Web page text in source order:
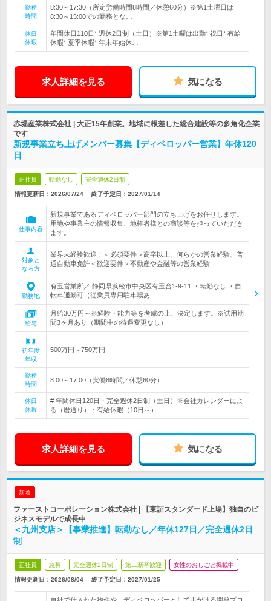
勤務
時間
8:30～17:30（所定労働時間8時間／休憩60分）※第1土曜日は
8:30～15:00での勤務とな…
休日
休暇
年間休日110日* 週休2日制（土日）※第1土曜は出勤* 祝日* 有給
休暇* 夏季休暇* 年末年始休…
求人詳細を見る 気になる
赤堀産業株式会社 | 大正15年創業。地域に根差した総合建設等の多角化企業
です
新規事業立ち上げメンバー募集【ディベロッパー営業】年休120
日
正社員 転勤なし 完全週休2日制
情報更新日：2026/07/24 終了予定日： 2027/01/14
仕事内容
新規事業であるディベロッパー部門の立ち上げをお任せします。
用地や事業主の情報収集、地権者様との商談等を担っていただき
ます。
対象と
なる方
業界未経験歓迎！＜必須要件＞高卒以上、何らかの営業経験、普
通自動車免許＜歓迎要件＞不動産や金融等の営業経験
勤務地
有玉営業所／ 静岡県浜松市中央区有玉台1-9-11 ・転勤なし ・自
転車通勤可（従業員専用駐車場あ…
給与
月給30万円～※経験・能力等を考慮の上、決定します。※試用期
間3ヶ月あり（期間中の待遇変更なし）
初年度
年収
500万円～750万円
勤務
時間
8:00～17:00（実働8時間／休憩60分）
休日
休暇
# 年間休日120日・完全週休2日制（土日）※会社カレンダーによ
る（暦通り）・有給休暇（10日～）
求人詳細を見る 気になる
新着
ファーストコーポレーション株式会社 | 【東証スタンダード上場】独自のビ
ジネスモデルで成長中
＜九州支店＞【事業推進】転勤なし／年休127日／完全週休2日
制
正社員 急募 完全週休2日制 第二新卒歓迎 女性のおしごと掲載中
情報更新日：2026/08/04 終了予定日： 2027/01/25